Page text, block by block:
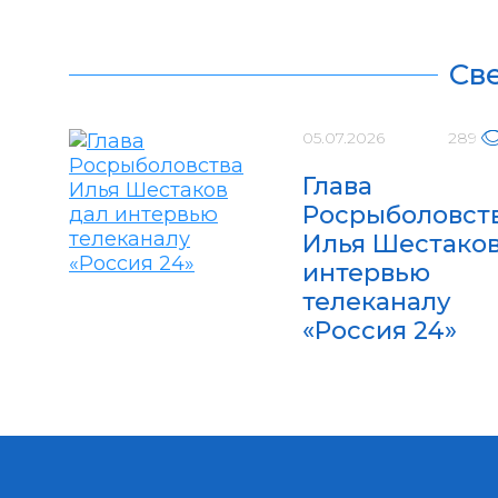
05.07.2026 289
Глава
Илья
интервью
телеканалу
«Россия 24»